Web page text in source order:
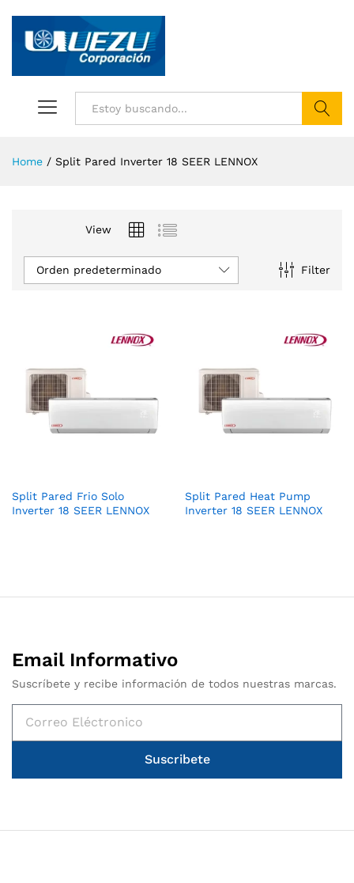
Home / Split Pared Inverter 18 SEER LENNOX
View
Filter
Orden predeterminado
Split Pared Frio Solo
Inverter 18 SEER LENNOX
Split Pared Heat Pump
Inverter 18 SEER LENNOX
Email Informativo
Suscríbete y recibe información de todos nuestras marcas.
Suscribete